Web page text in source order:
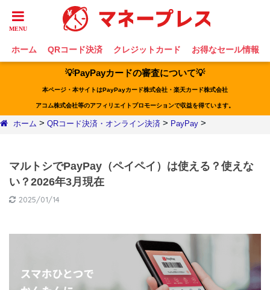
ホーム QRコード決済 クレジットカード お得なセール情報
💡PayPayカードの審査について💡
本ページ・本サイトはPayPayカード株式会社・楽天カード株式会社
アコム株式会社等のアフィリエイトプロモーションで収益を得ています。
ホーム > QRコード決済・オンライン決済 > PayPay >
マルトシでPayPay（ペイペイ）は使える？使えな
い？2026年3月現在
2025/01/14